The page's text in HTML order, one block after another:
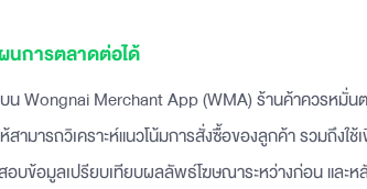
นการตลาดต่อได้
Wongnai Merchant App (WMA)ร้านค้าควรหมั่น
มารถวิเคราะห์แนวโน้มการสั่งซื้อของลูกค้า รวมถึงใช้
บข้อมูลเปรียบเทียบผลลัพธ์โฆษณาระหว่างก่อน และห